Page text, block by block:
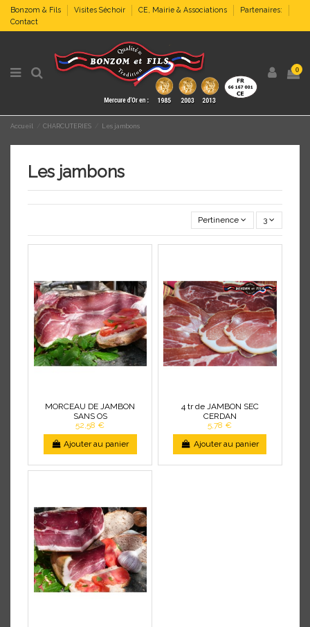
Bonzom & Fils Visites Séchoir CE, Mairie & Associations
Partenaires:
Contact
0
Accueil CHARCUTERIES Les jambons
Les jambons
Pertinence 3
MORCEAU DE JAMBON
SANS OS
52,58 €
Ajouter au panier
4 tr de JAMBON SEC
CERDAN
5,78 €
Ajouter au panier